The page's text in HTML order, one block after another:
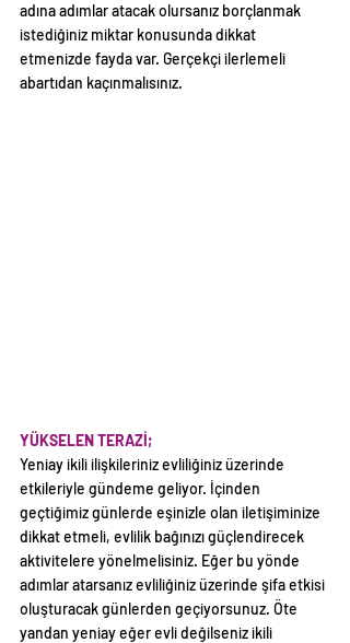
adına adımlar atacak olursanız borçlanmak
istediğiniz miktar konusunda dikkat
etmenizde fayda var. Gerçekçi ilerlemeli
abartıdan kaçınmalısınız.
YÜKSELEN TERAZİ;
Yeniay ikili ilişkileriniz evliliğiniz üzerinde
etkileriyle gündeme geliyor. İçinden
geçtiğimiz günlerde eşinizle olan iletişiminize
dikkat etmeli, evlilik bağınızı güçlendirecek
aktivitelere yönelmelisiniz. Eğer bu yönde
adımlar atarsanız evliliğiniz üzerinde şifa etkisi
oluşturacak günlerden geçiyorsunuz. Öte
yandan yeniay eğer evli değilseniz ikili